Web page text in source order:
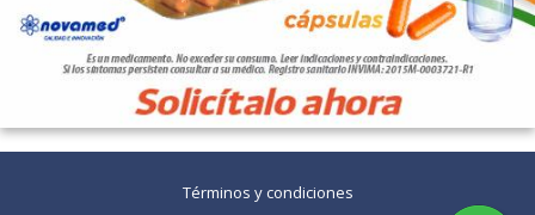
Términos y condiciones